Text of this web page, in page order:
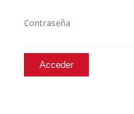
Contraseña